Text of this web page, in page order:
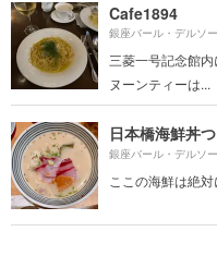
Cafe1894
銀座バール・デルソ
三菱一号記念館
ヌーンティーは...
日本橋海鮮丼
銀座バール・デルソ
ここの海鮮は絶